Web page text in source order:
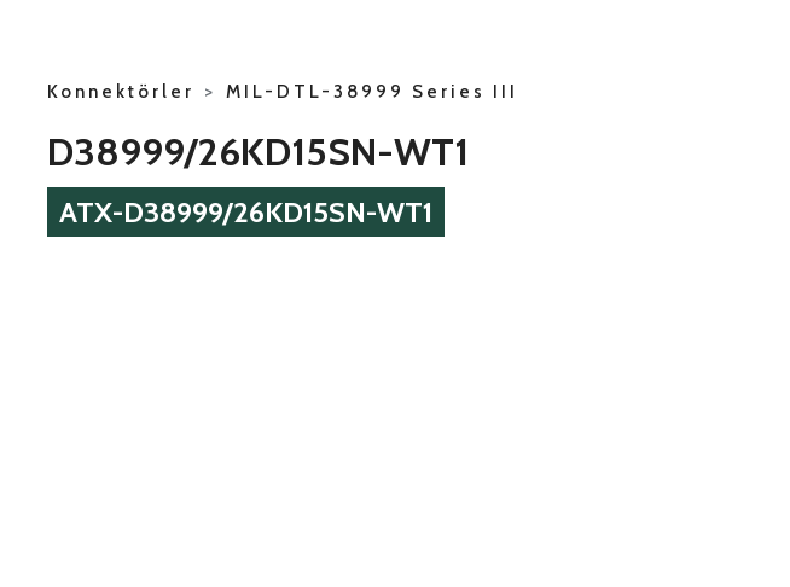
Konnektörler > MIL-DTL-38999 Series III
D38999/26KD15SN-WT1
ATX-D38999/26KD15SN-WT1